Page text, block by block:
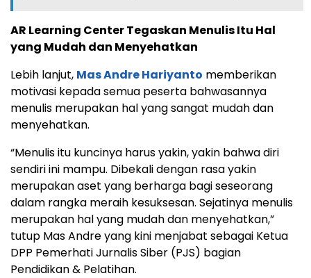
AR Learning Center Tegaskan Menulis Itu Hal
yang Mudah dan Menyehatkan
Lebih lanjut, Mas Andre Hariyanto memberikan
motivasi kepada semua peserta bahwasannya
menulis merupakan hal yang sangat mudah dan
menyehatkan.
“Menulis itu kuncinya harus yakin, yakin bahwa diri
sendiri ini mampu. Dibekali dengan rasa yakin
merupakan aset yang berharga bagi seseorang
dalam rangka meraih kesuksesan. Sejatinya menulis
merupakan hal yang mudah dan menyehatkan,”
tutup Mas Andre yang kini menjabat sebagai Ketua
DPP Pemerhati Jurnalis Siber (PJS) bagian
Pendidikan & Pelatihan.